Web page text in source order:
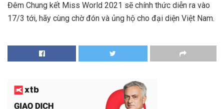
Đêm Chung kết Miss World 2021 sẽ chính thức diễn ra vào
17/3 tới, hãy cùng chờ đón và ủng hộ cho đại diện Việt Nam.